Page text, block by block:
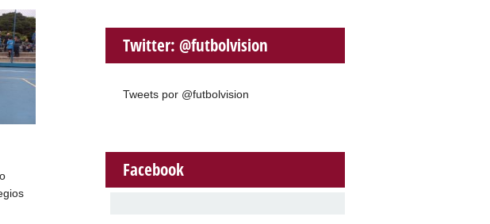
Twitter: @futbolvision
Tweets por @futbolvision
Facebook